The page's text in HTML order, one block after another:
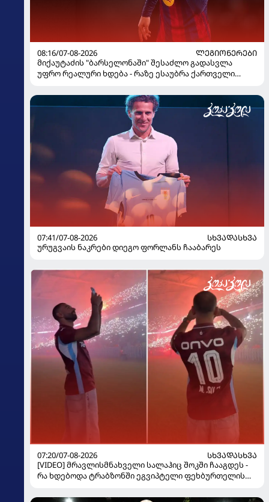
08:16/07-08-2026
ᲚᲔᲒᲘᲝᲜᲔᲠᲔᲑᲘ
მიქაუტაძის "ბარსელონაში" შესაძლო გადასვლა
უფრო რეალური ხდება - რაზე ესაუბრა ქართველი
07:41/07-08-2026
ᲡᲮᲕᲐᲓᲐᲡᲮᲕᲐ
ურუგვაის ნაკრები დიეგო ფორლანს ჩააბარეს
07:20/07-08-2026
ᲡᲮᲕᲐᲓᲐᲡᲮᲕᲐ
[VIDEO] მრავლისმნახველი სალაჰიც შოკში ჩააგდეს -
რა ხდებოდა ტრაბზონში ეგვიპტელი ფეხბურთელის